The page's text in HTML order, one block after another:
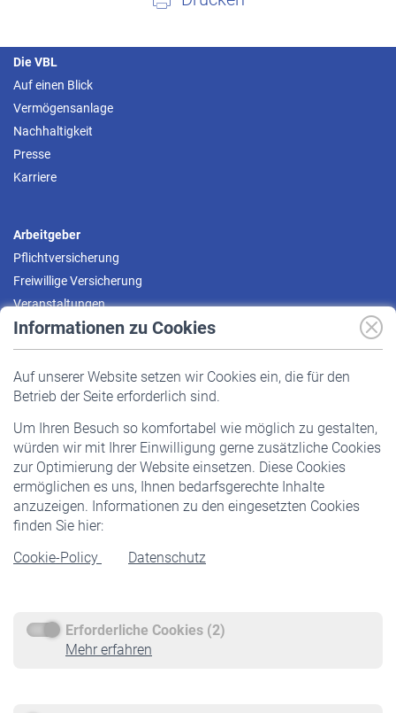
Informationen zu Cookies
Auf unserer Website setzen wir Cookies ein, die für den
Betrieb der Seite erforderlich sind.
Um Ihren Besuch so komfortabel wie möglich zu gestalten,
würden wir mit Ihrer Einwilligung gerne zusätzliche Cookies
zur Optimierung der Website einsetzen. Diese Cookies
ermöglichen es uns, Ihnen bedarfsgerechte Inhalte
anzuzeigen. Informationen zu den eingesetzten Cookies
finden Sie hier:
Cookie-Policy
Datenschutz
Erforderliche Cookies (2)
Mehr erfahren
Die VBL
Auf einen Blick
Vermögensanlage
Nachhaltigkeit
Presse
Karriere
Arbeitgeber
Pflichtversicherung
Freiwillige Versicherung
Veranstaltungen
Pflichtversicherung
Staatliche Förderung
Veranstaltungen
Rentner
Rentenbeginn
Rente beantragen
Service
Informationen